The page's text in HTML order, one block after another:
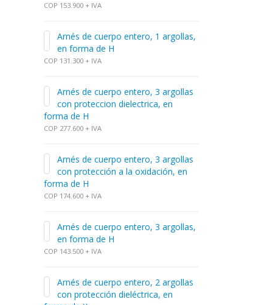
COP 153.900 + IVA
Arnés de cuerpo entero, 1 argollas,
en forma de H
COP 131.300 + IVA
Arnés de cuerpo entero, 3 argollas
con proteccion dielectrica, en
forma de H
COP 277.600 + IVA
Arnés de cuerpo entero, 3 argollas
con protección a la oxidación, en
forma de H
COP 174.600 + IVA
Arnés de cuerpo entero, 3 argollas,
en forma de H
COP 143.500 + IVA
Arnés de cuerpo entero, 2 argollas
con protección dieléctrica, en